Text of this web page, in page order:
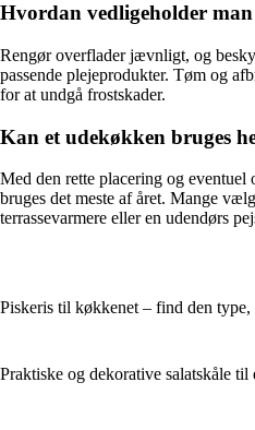
Hvordan vedligeholder
Rengør overflader jævnligt, og
passende plejeprodukter. Tøm og
for at undgå frostskader.
Kan et udekøkken bruges
Med den rette placering og
bruges det meste af året. Mange
terrassevarmere eller en udendørs
Piskeris til køkkenet – find den type,
Praktiske og dekorative salatskåle